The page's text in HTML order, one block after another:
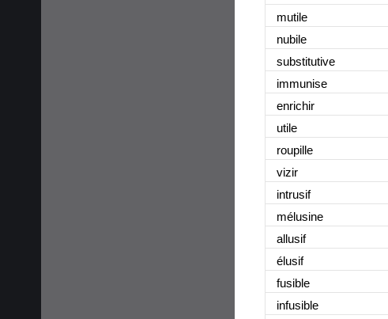
mutile
nubile
substitutive
immunise
enrichir
utile
roupille
vizir
intrusif
mélusine
allusif
élusif
fusible
infusible